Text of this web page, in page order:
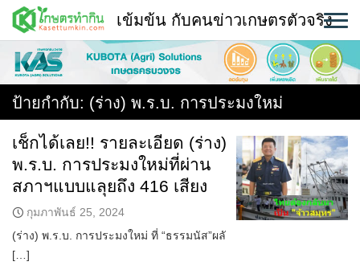
Skip
content
พืช
หน้าแรก
แวดวงเกษตร
ใคร ทำอะไร ที่ไหน
สถานีข่าววันนี้
เข้มข้น กับคนข่าวเกษตรตัวจริง
ป้ายกำกับ: (ร่าง) พ.ร.บ. การประมงใหม่
เช็กได้เลย!! รายละเอียด (ร่าง)
พ.ร.บ. การประมงใหม่ที่ผ่าน
สภาฯแบบแลุยถึง 416 เสียง
กุมภาพันธ์ 25, 2024
(ร่าง) พ.ร.บ. การประมงใหม่ ที่ “ธรรมนัส”ผลั
[…]